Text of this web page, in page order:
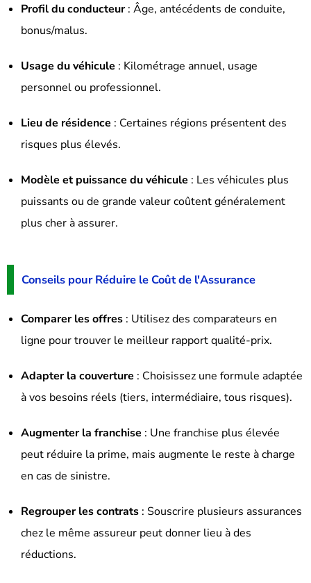
Profil du conducteur: Âge, antécédents de conduite,
bonus/malus.
Usage du véhicule : Kilométrage annuel, usage
personnel ou professionnel.
Lieu de résidence : Certaines régions présentent des
risques plus élevés.
Modèle et puissance du véhicule : Les véhicules plus
puissants ou de grande valeur coûtent généralement
plus cher à assurer.
Conseils pour Réduire le Coût de l'Assurance
Comparer les offres : Utilisez des comparateurs en
ligne pour trouver le meilleur rapport qualité-prix.
Adapter la couverture : Choisissez une formule adaptée
à vos besoins réels (tiers, intermédiaire, tous risques).
Augmenter la franchise : Une franchise plus élevée
peut réduire la prime, mais augmente le reste à charge
en cas de sinistre.
Regrouper les contrats : Souscrire plusieurs assurances
chez le même assureur peut donner lieu à des
réductions.